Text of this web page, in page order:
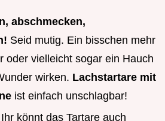
abschmecken,
Seid mutig. Ein bisschen mehr
oder vielleicht sogar ein Hauch
wirken. Lachstartare mit
ist einfach unschlagbar!
Ihr könnt das Tartare auch